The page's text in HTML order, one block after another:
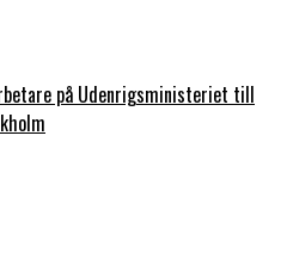
på Udenrigsministeriet till